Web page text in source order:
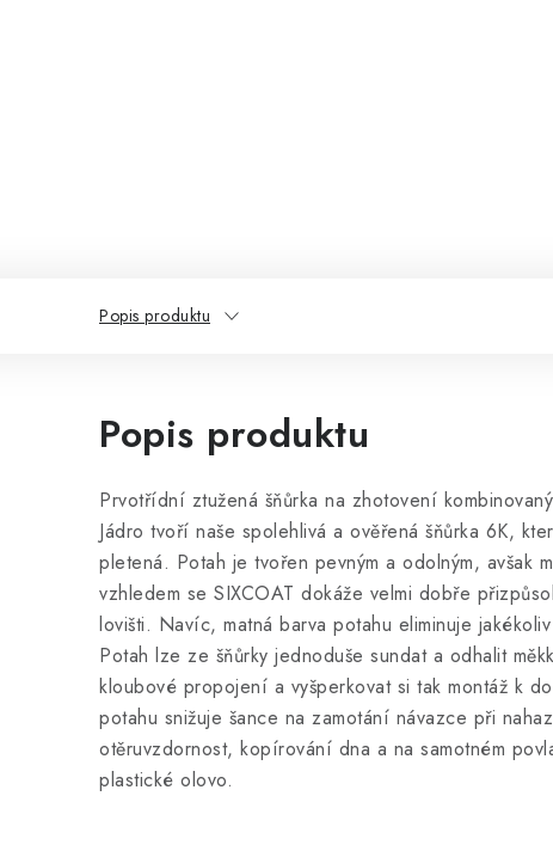
Popis produktu
Popis produktu
Prvotřídní ztužená šňůrka na zhotovení
Jádro tvoří naše spolehlivá a ověřená šňůrka 6K,
pletená. Potah je tvořen pevným a odolným, avšak
vzhledem se SIXCOAT dokáže velmi dobře
lovišti. Navíc, matná barva potahu eliminuje
Potah lze ze šňůrky jednoduše sundat a odhalit
kloubové propojení a vyšperkovat si tak montáž k
potahu snižuje šance na zamotání návazce při
otěruvzdornost, kopírování dna a na samotném
plastické olovo.